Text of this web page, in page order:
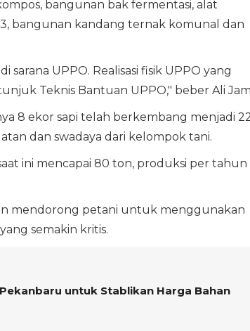
bangunan bak fermentasi, alat
bangunan kandang ternak komunal dan
UPPO. Realisasi fisik UPPO yang
Teknis Bantuan UPPO," beber Ali
8 ekor sapi telah berkembang menjadi
dan swadaya dari kelompok tani.
ini mencapai 80 ton, produksi per tahun
mendorong petani untuk menggunakan
semakin kritis.
untuk Stablikan Harga Bahan